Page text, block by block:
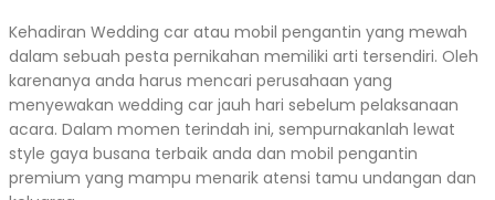
Kehadiran Wedding car atau mobil pengantin yang mewah
dalam sebuah pesta pernikahan memiliki arti tersendiri. Oleh
karenanya anda harus mencari perusahaan yang
menyewakan wedding car jauh hari sebelum pelaksanaan
acara. Dalam momen terindah ini, sempurnakanlah lewat
style gaya busana terbaik anda dan mobil pengantin
premium yang mampu menarik atensi tamu undangan dan